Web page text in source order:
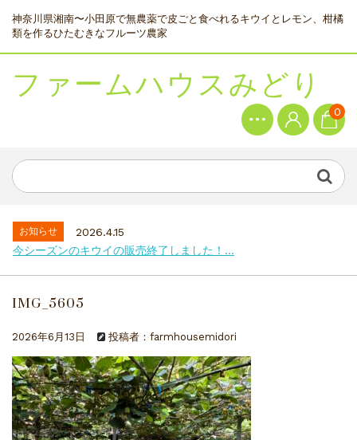
神奈川県湘南〜小田原で無農薬で皮ごと食べれるキウイとレモン、柑橘
類を作るひたむきなフルーツ農家
ファームハウスみどり 0
お知らせ
2026.4.15
今シーズンのキウイの販売終了しました！...
IMG_5605
2026年6月13日 投稿者：farmhousemidori